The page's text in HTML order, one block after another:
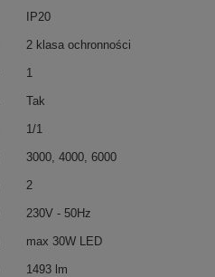
IP20
2 klasa ochronności
1
Tak
1/1
3000, 4000, 6000
2
230V - 50Hz
max 30W LED
1493 lm